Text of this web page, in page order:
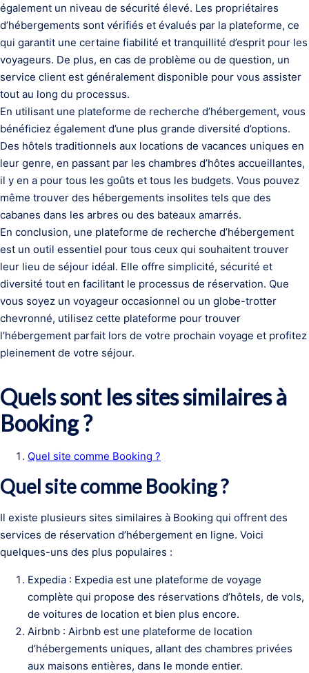
également un niveau de sécurité élevé. Les propriétaires
d’hébergements sont vérifiés et évalués par la plateforme, ce
qui garantit une certaine fiabilité et tranquillité d’esprit pour les
voyageurs. De plus, en cas de problème ou de question, un
service client est généralement disponible pour vous assister
tout au long du processus.
En utilisant une plateforme de recherche d’hébergement, vous
bénéficiez également d’une plus grande diversité d’options.
Des hôtels traditionnels aux locations de vacances uniques en
leur genre, en passant par les chambres d’hôtes accueillantes,
il y en a pour tous les goûts et tous les budgets. Vous pouvez
même trouver des hébergements insolites tels que des
cabanes dans les arbres ou des bateaux amarrés.
En conclusion, une plateforme de recherche d’hébergement
est un outil essentiel pour tous ceux qui souhaitent trouver
leur lieu de séjour idéal. Elle offre simplicité, sécurité et
diversité tout en facilitant le processus de réservation. Que
vous soyez un voyageur occasionnel ou un globe-trotter
chevronné, utilisez cette plateforme pour trouver
l’hébergement parfait lors de votre prochain voyage et profitez
pleinement de votre séjour.
Quels sont les sites similaires à
Booking ?
Quel site comme Booking ?
Quel site comme Booking ?
Il existe plusieurs sites similaires à Booking qui offrent des
services de réservation d’hébergement en ligne. Voici
quelques-uns des plus populaires :
Expedia : Expedia est une plateforme de voyage
complète qui propose des réservations d’hôtels, de vols,
de voitures de location et bien plus encore.
Airbnb : Airbnb est une plateforme de location
d’hébergements uniques, allant des chambres privées
aux maisons entières, dans le monde entier.